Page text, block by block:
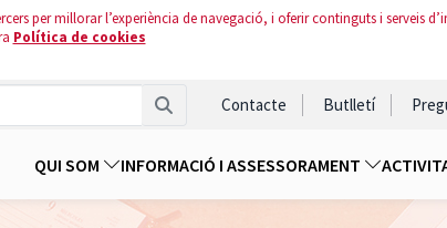
per millorar l’experiència de navegació, i oferir continguts i serveis
Política de cookies
Contacte Butlletí
QUI SOM INFORMACIÓ I ASSESSORAMENT